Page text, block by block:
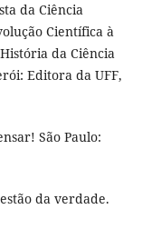
da Ciência
Científica à
da Ciência
Editora da UFF,
São Paulo:
da verdade.